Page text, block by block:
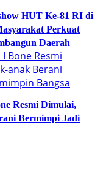
HUT Ke-81 RI di
Perkuat
Daerah
Resmi Dimulai,
Bermimpi Jadi